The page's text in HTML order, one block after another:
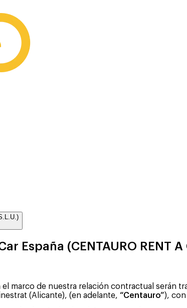
España (CENTAURO RENT A
de nuestra relación contractual serán
(Alicante), (en adelante, “Centauro”),